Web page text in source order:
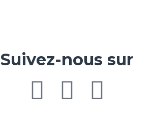
Suivez-nous sur